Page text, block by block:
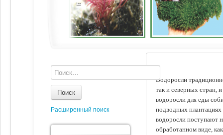
Водоросли
так и северных стран,
водоросли для еды
подводных
водоросли поступают
обработанном виде,
Поиск
Расширенный поиск